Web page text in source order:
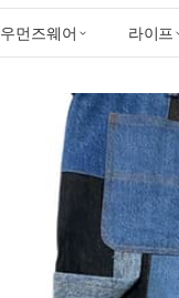
우먼즈웨어 라이프